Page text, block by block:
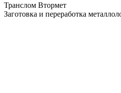
Транслом Втормет
Заготовка и переработка